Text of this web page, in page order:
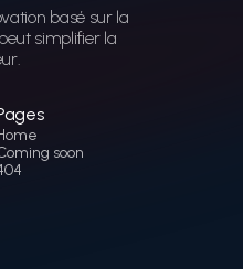
basé sur la
simplifier la
soon